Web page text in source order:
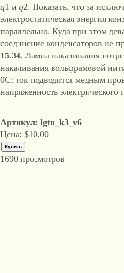
q1 и q2. Показать, что за
электростатическая энергия
параллельно. Куда при этом
соединение конденсаторов не
15.34. Лампа накаливания
накаливания вольфрамовой
0С; ток подводится медным
напряженность
Артикул: lgtn_k3_v6
Цена: $10.00
1690 просмотров